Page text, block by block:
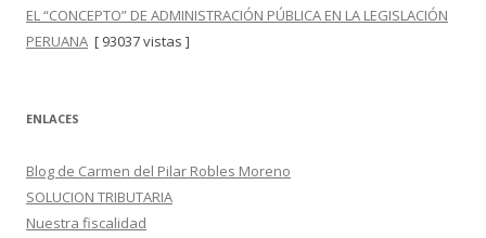
EL “CONCEPTO” DE ADMINISTRACIÓN PÚBLICA EN LA LEGISLACIÓN
PERUANA [ 93037 vistas ]
ENLACES
Blog de Carmen del Pilar Robles Moreno
SOLUCION TRIBUTARIA
Nuestra fiscalidad